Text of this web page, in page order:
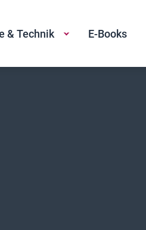
& Technik E-Books